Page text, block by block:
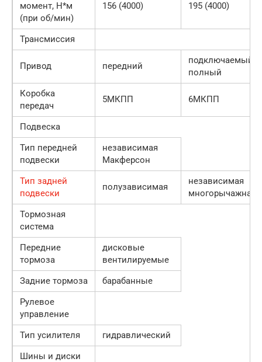
момент, Н*м
(при об/мин)
156 (4000) 195 (4000)
Трансмиссия
Привод передний
подключаемый
полный
Коробка
передач
5МКПП 6МКПП
Подвеска
Тип передней
подвески
независимая
Макферсон
Тип задней
подвески
полузависимая
независимая
многорычажная
Тормозная
система
Передние
тормоза
дисковые
вентилируемые
Задние тормоза
барабанные
Рулевое
управление
Тип усилителя
гидравлический
Шины и диски